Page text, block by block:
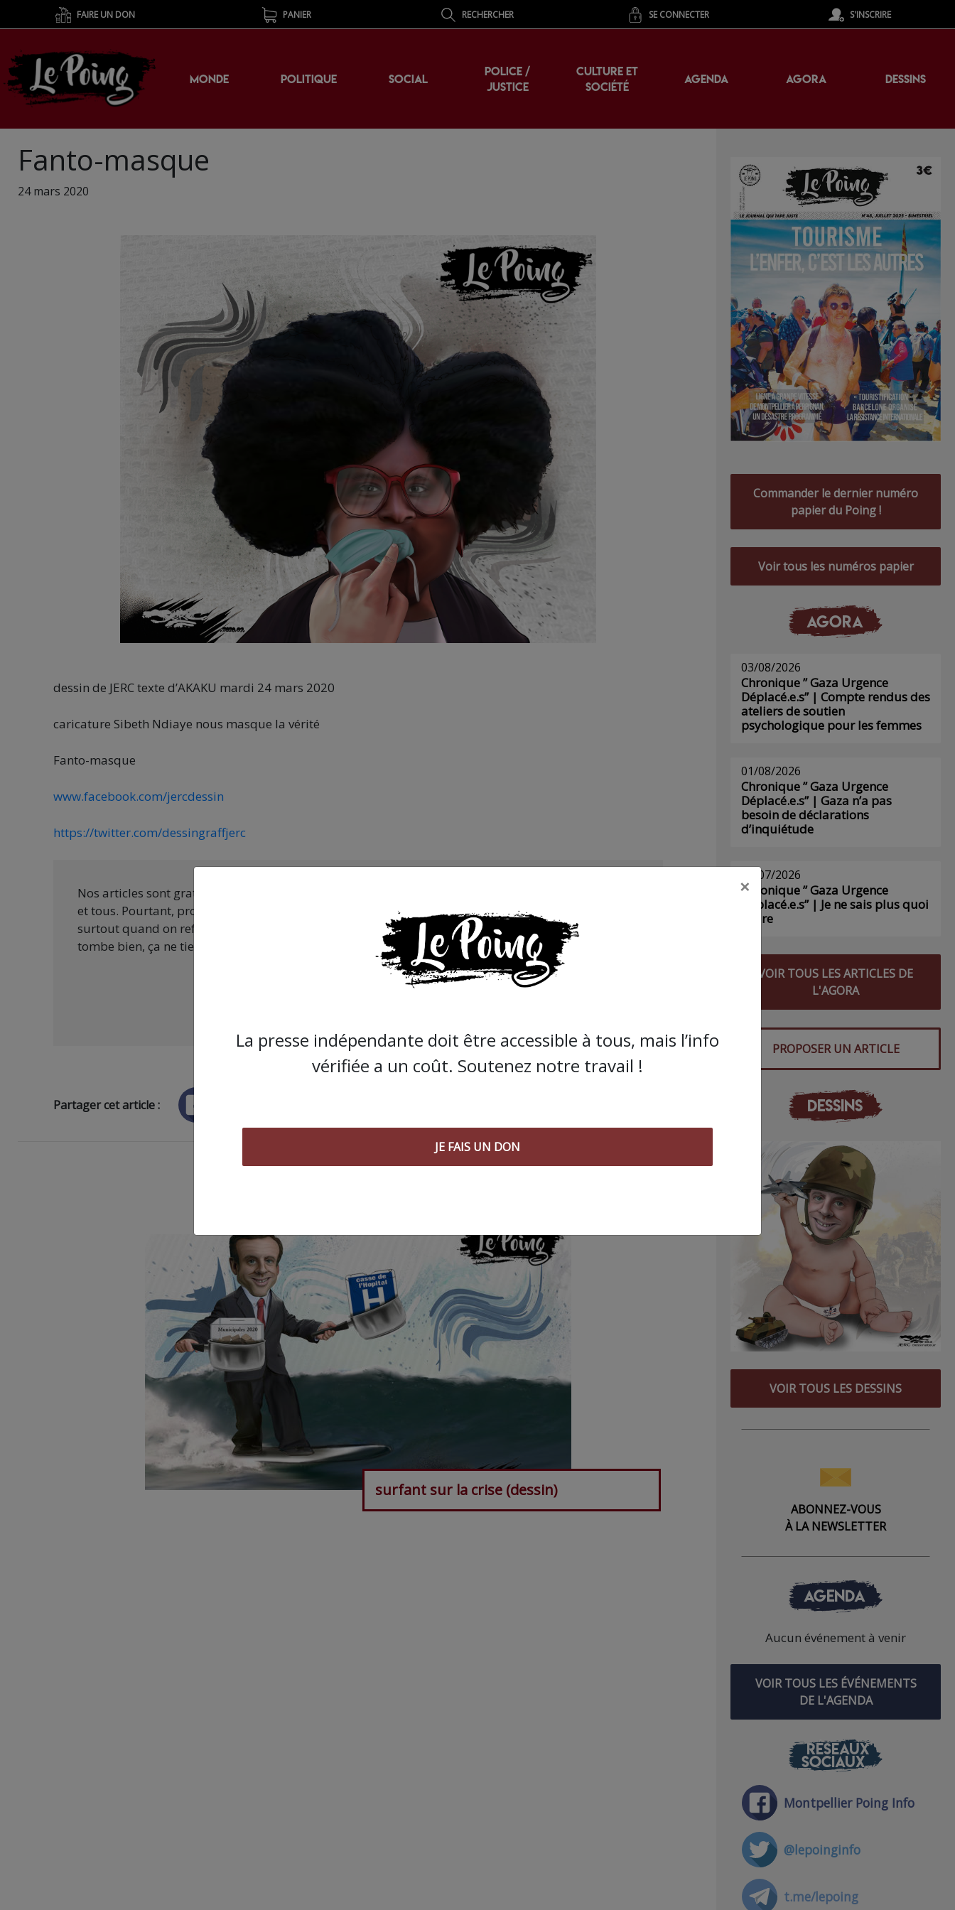
FAIRE UN DON PANIER RECHERCHER SE CONNECTER S'INSCRIRE
MONDE POLITIQUE SOCIAL
POLICE /
JUSTICE
CULTURE ET
SOCIÉTÉ
AGENDA AGORA DESSINS
Fanto-masque
24 mars 2020
dessin de JERC texte d’AKAKU mardi 24 mars 2020
caricature Sibeth Ndiaye nous masque la vérité
Fanto-masque
www.facebook.com/jercdessin
https://twitter.com/dessingraffjerc
Nos articles sont gratuits car nous pensons que la presse indépendante doit être accessible à toutes
et tous. Pourtant, produire une information engagée et de qualité nécessite du temps et de l’argent,
surtout quand on refuse d’être aux ordres de Bolloré et de ses amis… Pourvu que ça dure ! Ça
tombe bien, ça ne tient qu’à vous :
Partager cet article :
surfant sur la crise (dessin)
Commander le dernier numéro
papier du Poing !
Voir tous les numéros papier
AGORA
03/08/2026
Chronique ” Gaza Urgence
Déplacé.e.s” | Compte rendus des
ateliers de soutien
psychologique pour les femmes
01/08/2026
Chronique ” Gaza Urgence
Déplacé.e.s” | Gaza n’a pas
besoin de déclarations
d’inquiétude
29/07/2026
Chronique ” Gaza Urgence
Déplacé.e.s” | Je ne sais plus quoi
écrire
VOIR TOUS LES ARTICLES DE
L'AGORA
PROPOSER UN ARTICLE
DESSINS
VOIR TOUS LES DESSINS
ABONNEZ-VOUS
À LA NEWSLETTER
AGENDA
Aucun événement à venir
VOIR TOUS LES ÉVÉNEMENTS
DE L'AGENDA
RÉSEAUX
SOCIAUX
Montpellier Poing Info
@lepoinginfo
t.me/lepoing
×
La presse indépendante doit être accessible à tous, mais l’info
vérifiée a un coût. Soutenez notre travail !
JE FAIS UN DON